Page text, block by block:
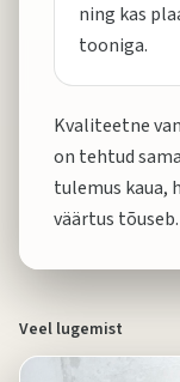
ning kas
tooniga.
Kvaliteetne
on tehtud
tulemus kaua,
väärtus tõuseb.
Veel lugemist